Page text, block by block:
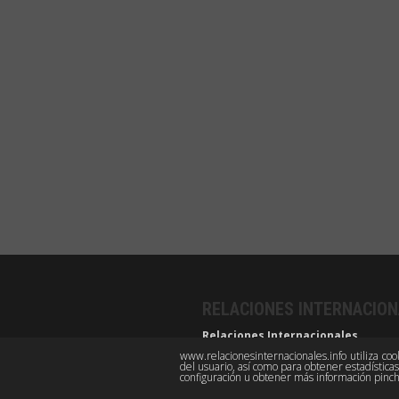
www.relacionesinternacionales.info utiliza
del usuario, así como para obtener
configuración u obtener más información
RELACIONES
Relaciones Internacionales
Revista académica cuatrimestral de
Grupo de Estudios de Relaciones
Facultad de Derecho, Universidad